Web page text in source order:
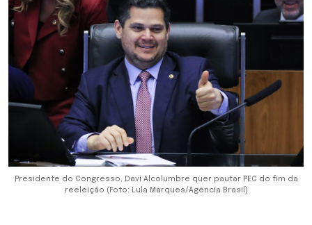
Presidente do Congresso, Davi Alcolumbre quer pautar PEC do fim da
reeleição (Foto: Lula Marques/Agência Brasil)